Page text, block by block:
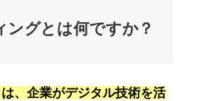
ングとは何ですか？
、企業がデジタル技術を活